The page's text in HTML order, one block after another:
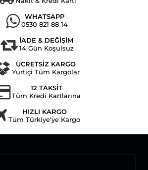
WHATSAPP
0530 821 88 14
İADE & DEĞİŞİM
14 Gün Koşulsuz
ÜCRETSİZ KARGO
Yurtiçi Tüm Kargolar
12 TAKSİT
Tüm Kredi Kartlarına
HIZLI KARGO
Tüm Türkiye'ye Kargo